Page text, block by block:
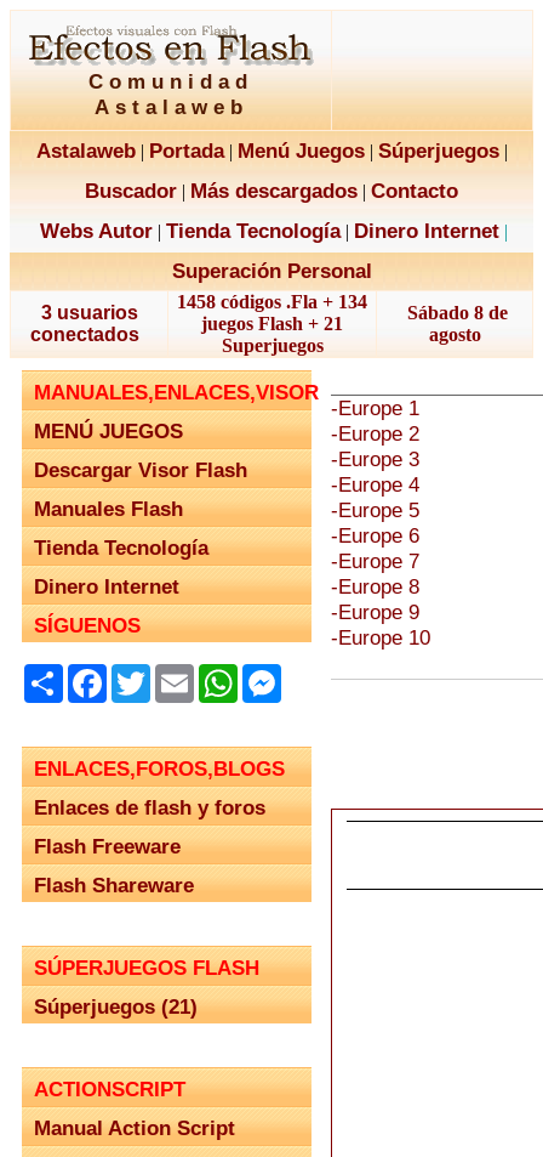
Comunidad
Astalaweb
Astalaweb| Portada| Menú Juegos| Súperjuegos|
Buscador | Más descargados | Contacto
Webs Autor | Tienda Tecnología| Dinero Internet |
Superación Personal
3 usuarios
conectados
1458 códigos .Fla + 134
juegos Flash + 21
Superjuegos
Sábado 8 de
agosto
MANUALES,ENLACES,VISOR
MENÚ JUEGOS
Descargar Visor Flash
Manuales Flash
Tienda Tecnología
Dinero Internet
SÍGUENOS
ShareFacebook
TwitterEmailWhatsAppMessenger
ENLACES,FOROS,BLOGS
Enlaces de flash y foros
Flash Freeware
Flash Shareware
SÚPERJUEGOS FLASH
Súperjuegos (21)
ACTIONSCRIPT
Manual Action Script
-Europe 1
-Europe 2
-Europe 3
-Europe 4
-Europe 5
-Europe 6
-Europe 7
-Europe 8
-Europe 9
-Europe 10